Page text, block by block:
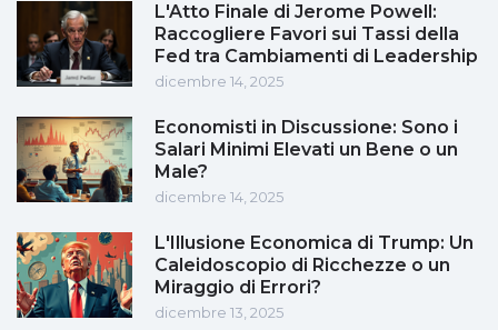
L'Atto Finale di Jerome Powell:
Raccogliere Favori sui Tassi della
Fed tra Cambiamenti di Leadership
dicembre 14, 2025
Economisti in Discussione: Sono i
Salari Minimi Elevati un Bene o un
Male?
dicembre 14, 2025
L'Illusione Economica di Trump: Un
Caleidoscopio di Ricchezze o un
Miraggio di Errori?
dicembre 13, 2025